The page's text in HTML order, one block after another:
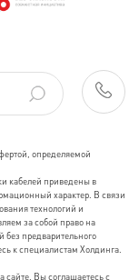
определяемой
кабелей приведены в
характер. В связи
технологий и
за собой право на
без предварительного
к специалистам Холдинга.
Вы соглашаетесь с